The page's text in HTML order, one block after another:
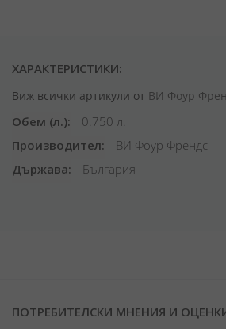
ХАРАКТЕРИСТИКИ:
Виж всички артикули от ВИ Фоур
Обем (л.)
0.750 л.
Производител
ВИ Фоур Френдс
Държава
България
ПОТРЕБИТЕЛСКИ МНЕНИЯ И